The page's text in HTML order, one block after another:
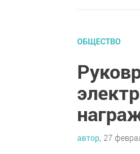
ОБЩЕСТВО
автор, 27